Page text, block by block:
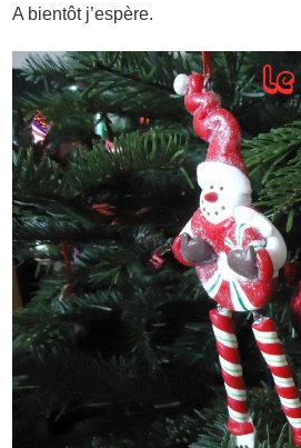
A bientôt j’espère.